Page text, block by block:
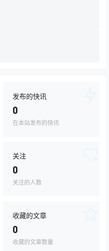
发布的快讯
0
在本站发布的快讯
关注
0
关注的人数
收藏的文章
0
收藏的文章数量